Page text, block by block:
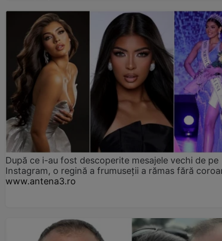
După ce i-au fost descoperite mesajele vechi de pe
Instagram, o regină a frumuseții a rămas fără
www.antena3.ro